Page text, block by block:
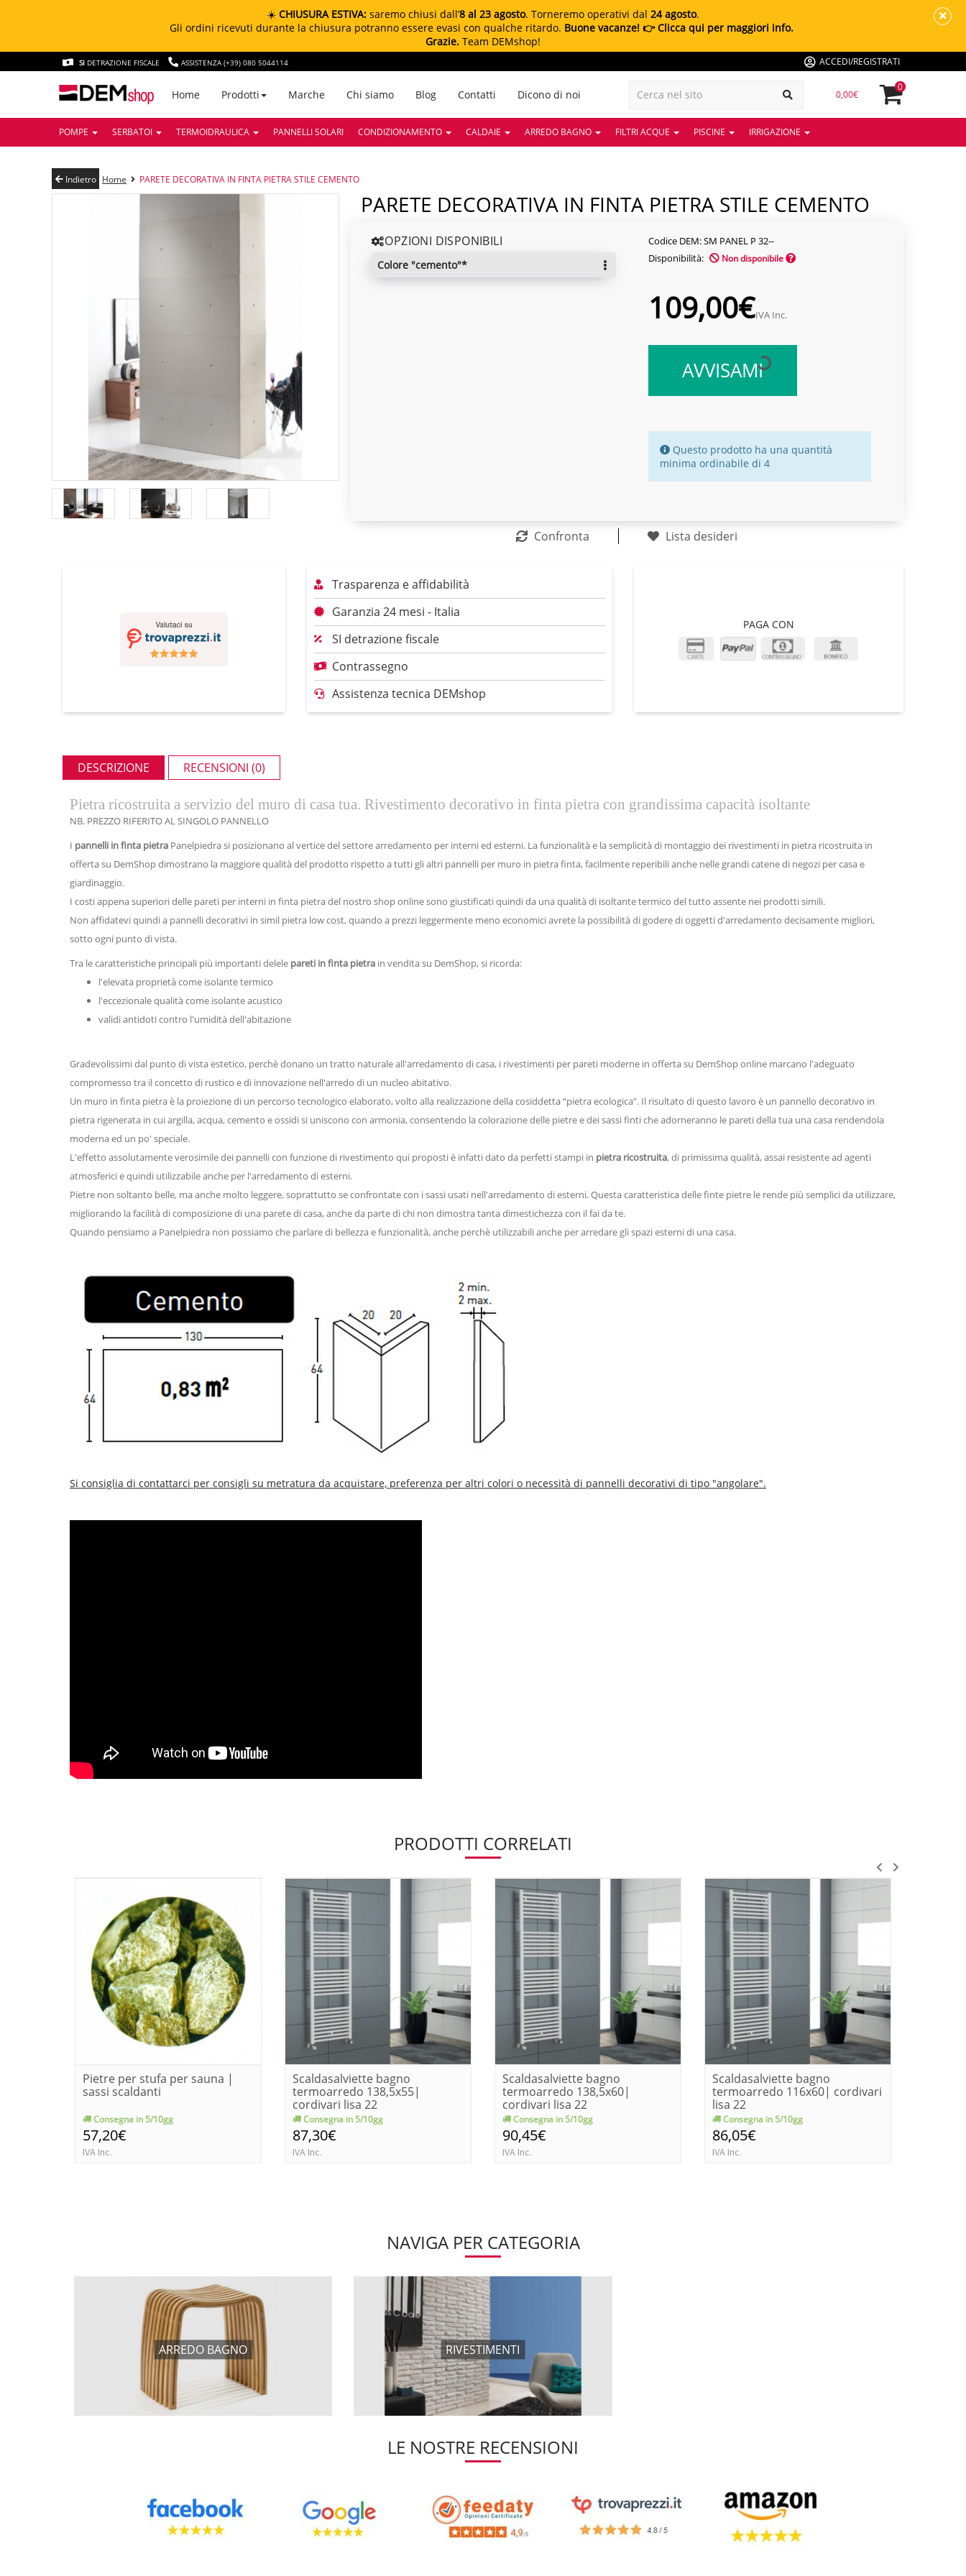
☀️ CHIUSURA ESTIVA: saremo chiusi dall’8 al 23 agosto. Torneremo operativi dal 24 agosto.
Gli ordini ricevuti durante la chiusura potranno essere evasi con qualche ritardo. Buone vacanze! 👉 Clicca qui per maggiori info.
Grazie. Team DEMshop!
SI DETRAZIONE FISCALE ASSISTENZA (+39) 080 5044114 ACCEDI/REGISTRATI
Home Prodotti Marche Chi siamo Blog Contatti Dicono di noi 0,00€
0
POMPE SERBATOI TERMOIDRAULICA PANNELLI SOLARI CONDIZIONAMENTO CALDAIE ARREDO BAGNO FILTRI ACQUE PISCINE IRRIGAZIONE
Indietro Home PARETE DECORATIVA IN FINTA PIETRA STILE CEMENTO
PARETE DECORATIVA IN FINTA PIETRA STILE CEMENTO
OPZIONI DISPONIBILI
colore "cemento"*
Codice DEM: SM PANEL P 32--
Disponibilità:
Non disponibile
109,00€IVA Inc.
AVVISAMI
Questo prodotto ha una quantità
minima ordinabile di 4
Confronta Lista desideri
Trasparenza e affidabilità
Garanzia 24 mesi - Italia
SI detrazione fiscale
Contrassegno
Assistenza tecnica DEMshop
PAGA CON
DESCRIZIONE RECENSIONI (0)
Pietra ricostruita a servizio del muro di casa tua. Rivestimento decorativo in finta pietra con grandissima capacità isoltante
NB. PREZZO RIFERITO AL SINGOLO PANNELLO
I pannelli in finta pietra Panelpiedra si posizionano al vertice del settore arredamento per interni ed esterni. La funzionalità e la semplicità di montaggio dei rivestimenti in pietra ricostruita in
offerta su DemShop dimostrano la maggiore qualità del prodotto rispetto a tutti gli altri pannelli per muro in pietra finta, facilmente reperibili anche nelle grandi catene di negozi per casa e
giardinaggio.
I costi appena superiori delle pareti per interni in finta pietra del nostro shop online sono giustificati quindi da una qualità di isoltante termico del tutto assente nei prodotti simili.
Non affidatevi quindi a pannelli decorativi in simil pietra low cost, quando a prezzi leggermente meno economici avrete la possibilità di godere di oggetti d'arredamento decisamente migliori,
sotto ogni punto di vista.
Tra le caratteristiche principali più importanti delele pareti in finta pietra in vendita su DemShop, si ricorda:
l'elevata proprietà come isolante termico
l'eccezionale qualità come isolante acustico
validi antidoti contro l'umidità dell'abitazione
Gradevolissimi dal punto di vista estetico, perchè donano un tratto naturale all'arredamento di casa, i rivestimenti per pareti moderne in offerta su DemShop online marcano l'adeguato
compromesso tra il concetto di rustico e di innovazione nell'arredo di un nucleo abitativo.
Un muro in finta pietra è la proiezione di un percorso tecnologico elaborato, volto alla realizzazione della cosiddetta “pietra ecologica”. Il risultato di questo lavoro è un pannello decorativo in
pietra rigenerata in cui argilla, acqua, cemento e ossidi si uniscono con armonia, consentendo la colorazione delle pietre e dei sassi finti che adorneranno le pareti della tua una casa rendendola
moderna ed un po' speciale.
L'effetto assolutamente verosimile dei pannelli con funzione di rivestimento qui proposti è infatti dato da perfetti stampi in pietra ricostruita, di primissima qualità, assai resistente ad agenti
atmosferici e quindi utilizzabile anche per l'arredamento di esterni.
Pietre non soltanto belle, ma anche molto leggere, soprattutto se confrontate con i sassi usati nell'arredamento di esterni. Questa caratteristica delle finte pietre le rende più semplici da utilizzare,
migliorando la facilità di composizione di una parete di casa, anche da parte di chi non dimostra tanta dimestichezza con il fai da te.
Quando pensiamo a Panelpiedra non possiamo che parlare di bellezza e funzionalità, anche perchè utilizzabili anche per arredare gli spazi esterni di una casa.
Si consiglia di contattarci per consigli su metratura da acquistare, preferenza per altri colori o necessità di pannelli decorativi di tipo "angolare".
PRODOTTI CORRELATI
Pietre per stufa per sauna |
sassi scaldanti
Consegna in 5/10gg
57,20€
IVA Inc.
Scaldasalviette bagno
termoarredo 138,5x55|
cordivari lisa 22
Consegna in 5/10gg
87,30€
IVA Inc.
Scaldasalviette bagno
termoarredo 138,5x60|
cordivari lisa 22
Consegna in 5/10gg
90,45€
IVA Inc.
Scaldasalviette bagno
termoarredo 116x60| cordivari
lisa 22
Consegna in 5/10gg
86,05€
IVA Inc.
NAVIGA PER CATEGORIA
ARREDO BAGNO RIVESTIMENTI
LE NOSTRE RECENSIONI